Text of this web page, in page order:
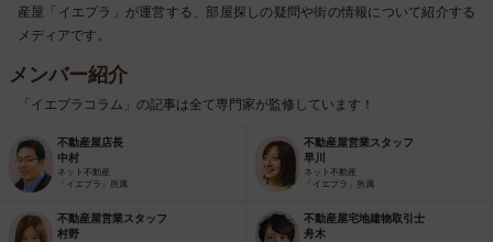
産屋「イエプラ」が運営する、部屋探しの疑問や街の情報について紹介する
メディアです。
メンバー紹介
「イエプラコラム」の記事は全て専門家が監修しています！
不動産屋店長
中村
ネット不動産
「イエプラ」所属
不動産屋営業スタッフ
早川
ネット不動産
「イエプラ」所属
不動産屋営業スタッフ
村野
不動産屋宅地建物取引士
舟木